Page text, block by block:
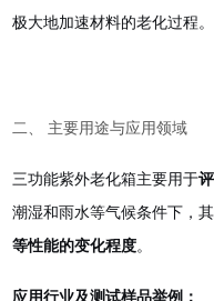
极大地加速材料的老化过程。
二、 主要用途与应用领域
三功能紫外老化箱主要用于
潮湿和雨水等气候条件下，其
等性能的变化程度。
应用行业及测试样品举例：